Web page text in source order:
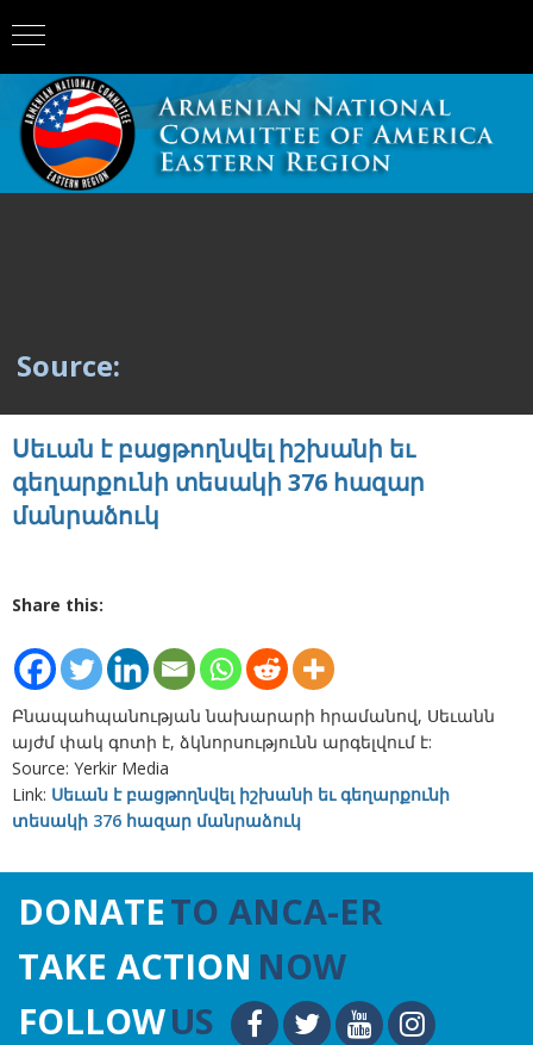
Source:
Սեւան է բացթողնվել իշխանի եւ
գեղարքունի տեսակի 376 հազար
մանրաձուկ
Share this:
Բնապահպանության նախարարի հրամանով, Սեւանն
այժմ փակ գոտի է, ձկնորսությունն արգելվում է:
Source: Yerkir Media
Link: Սեւան է բացթողնվել իշխանի եւ գեղարքունի
տեսակի 376 հազար մանրաձուկ
DONATETO ANCA-ER
TAKE ACTION NOW
FOLLOWUS